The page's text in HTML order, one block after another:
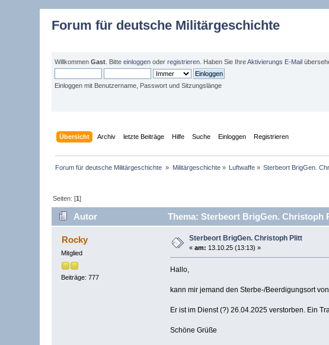
Forum für deutsche Militärgeschichte
WillkommenGast . Bitteeinloggen oderregistrieren . Haben Sie IhreAktivierungs E-Mail
Einloggen mit Benutzername, Passwort und Sitzungslänge
Übersicht Archiv letzte Beiträge Hilfe Suche Einloggen Registrieren
Forum für deutsche Militärgeschichte » Militärgeschichte» Luftwaffe » Sterbeort BrigGen.
Seiten: [1]
Autor Thema: Sterbeort BrigGen. Christoph
Rocky
Mitglied
Beiträge: 777
Sterbeort BrigGen. Christoph Plitt
«am: 13.10.25 (13:13) »
Hallo,
kann mir jemand den Sterbe-/Beerdigungsort von
Er ist im Dienst (?) 26.04.2025 verstorben. Ein
Schöne Grüße